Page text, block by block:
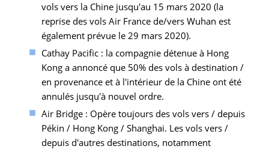
vols vers la Chine jusqu'au 15 mars 2020 (la
reprise des vols Air France de/vers Wuhan est
également prévue le 29 mars 2020).
Cathay Pacific : la compagnie détenue à Hong
Kong a annoncé que 50% des vols à destination /
en provenance et à l'intérieur de la Chine ont été
annulés jusqu'à nouvel ordre.
Air Bridge : Opère toujours des vols vers / depuis
Pékin / Hong Kong / Shanghai. Les vols vers /
depuis d'autres destinations, notamment